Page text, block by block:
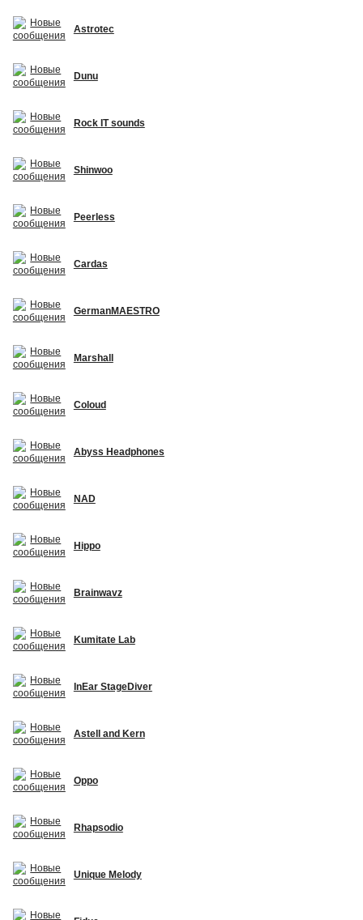
Astrotec
Dunu
Rock IT sounds
Shinwoo
Peerless
Cardas
GermanMAESTRO
Marshall
Coloud
Abyss Headphones
NAD
Hippo
Brainwavz
Kumitate Lab
InEar StageDiver
Astell and Kern
Oppo
Rhapsodio
Unique Melody